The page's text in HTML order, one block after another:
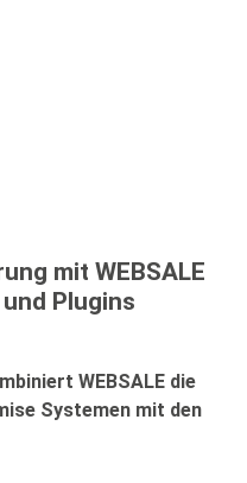
mit WEBSALE
Plugins
WEBSALE die
Systemen mit den